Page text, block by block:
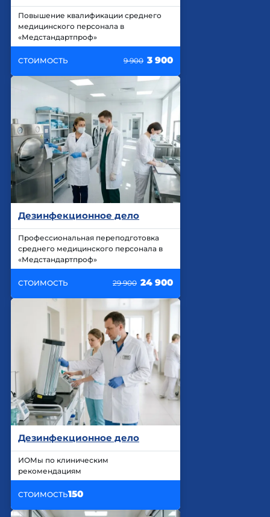
Повышение квалификации среднего
медицинского персонала в
«Медстандартпроф»
СТОИМОСТЬ 9 900 3 900
Дезинфекционное дело
Профессиональная переподготовка
среднего медицинского персонала в
«Медстандартпроф»
СТОИМОСТЬ 29 900 24 900
Дезинфекционное дело
ИОМы по клиническим
рекомендациям
СТОИМОСТЬ150